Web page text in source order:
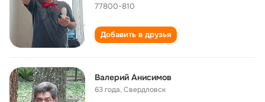
77800-810
Добавить в друзья
Валерий Анисимов
63 года,Свердловск